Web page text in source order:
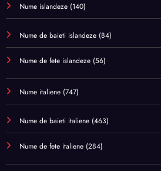
Nume islandeze (140)
Nume de baieti islandeze (84)
Nume de fete islandeze (56)
Nume italiene (747)
Nume de baieti italiene (463)
Nume de fete italiene (284)